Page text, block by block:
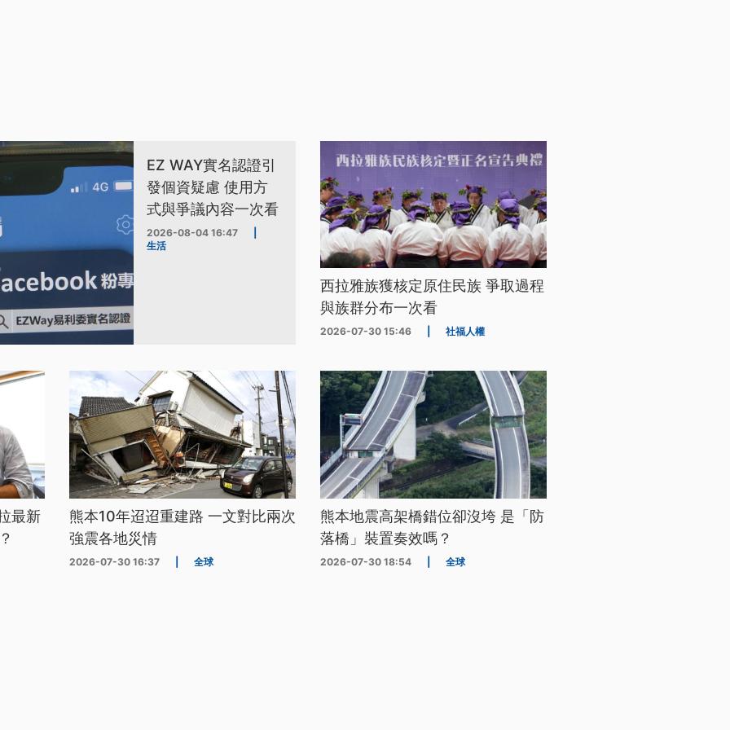
EZ WAY實名認證引
發個資疑慮 使用方
式與爭議內容一次看
2026-08-04 16:47
生活
西拉雅族獲核定原住民族 爭取過程
與族群分布一次看
2026-07-30 15:46 社福人權
最新
熊本10年迢迢重建路 一文對比兩次
強震各地災情
2026-07-30 16:37 全球
熊本地震高架橋錯位卻沒垮 是「防
落橋」裝置奏效嗎？
2026-07-30 18:54 全球